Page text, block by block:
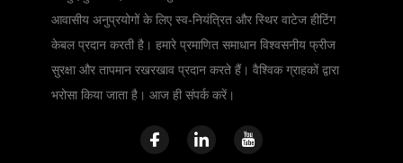
आवासीय अनुप्रयोगों के लिए स्व-नियंत्रित और स्थिर वाटेज हीटिंग
केबल प्रदान करती है। हमारे प्रमाणित समाधान विश्वसनीय फ्रीज
सुरक्षा और तापमान रखरखाव प्रदान करते हैं। वैश्विक ग्राहकों द्वारा
भरोसा किया जाता है। आज ही संपर्क करें।